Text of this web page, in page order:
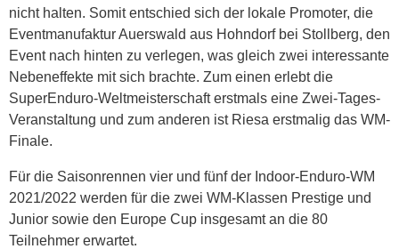
nicht halten. Somit entschied sich der lokale Promoter, die
Eventmanufaktur Auerswald aus Hohndorf bei Stollberg, den
Event nach hinten zu verlegen, was gleich zwei interessante
Nebeneffekte mit sich brachte. Zum einen erlebt die
SuperEnduro-Weltmeisterschaft erstmals eine Zwei-Tages-
Veranstaltung und zum anderen ist Riesa erstmalig das WM-
Finale.
Für die Saisonrennen vier und fünf der Indoor-Enduro-WM
2021/2022 werden für die zwei WM-Klassen Prestige und
Junior sowie den Europe Cup insgesamt an die 80
Teilnehmer erwartet.